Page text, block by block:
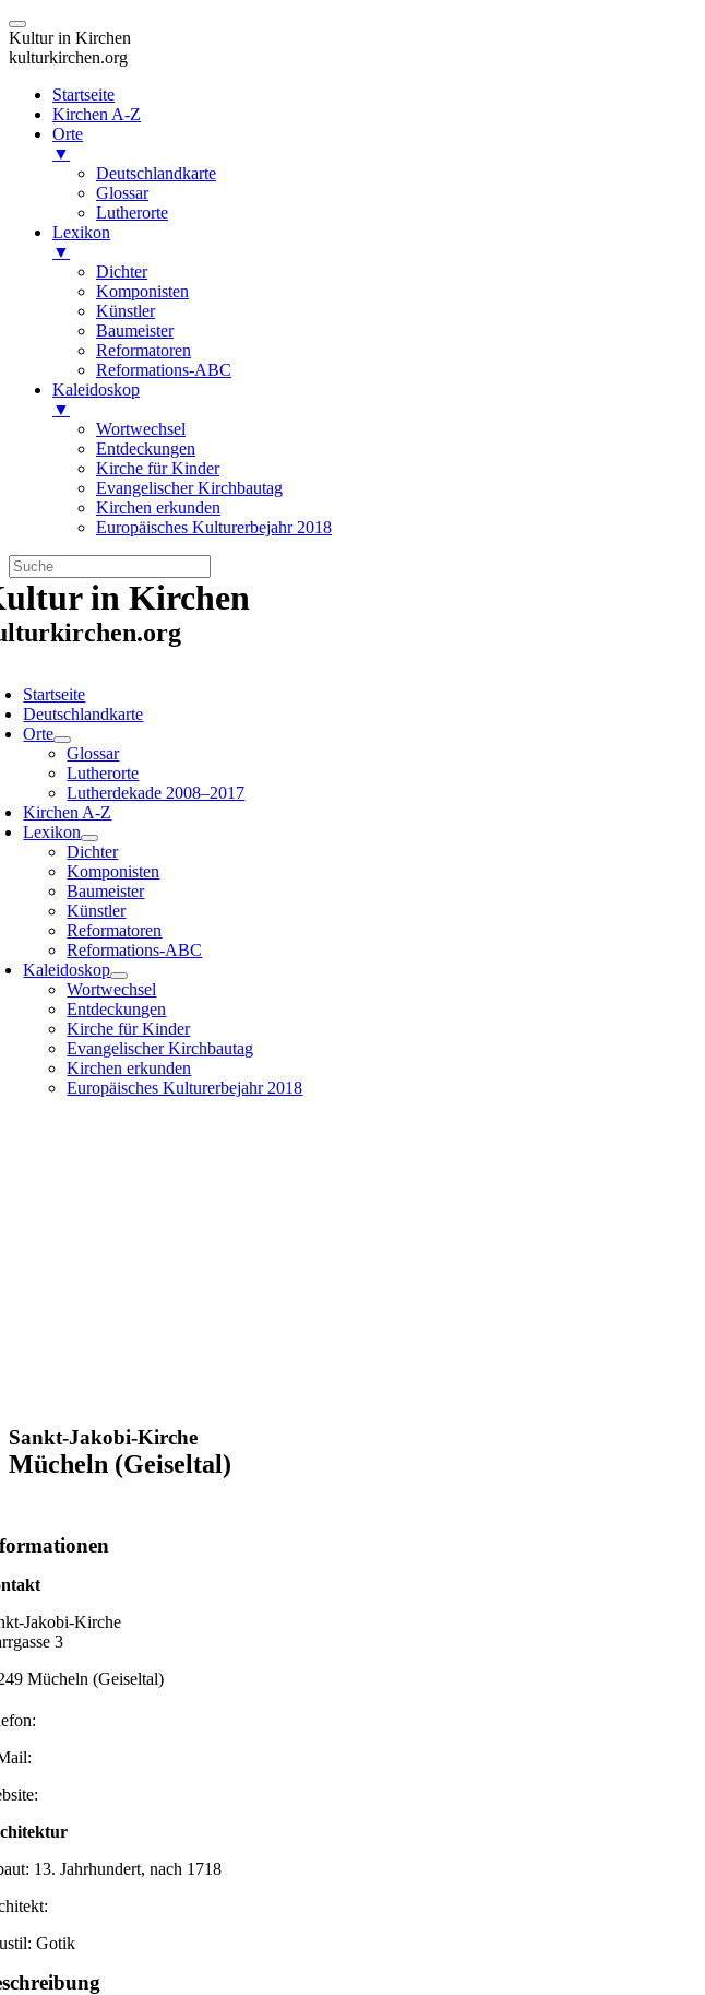
Kultur in Kirchen
kulturkirchen.org
Startseite
Kirchen A-Z
Orte
▼
Deutschlandkarte
Glossar
Lutherorte
Lexikon
▼
Dichter
Komponisten
Künstler
Baumeister
Reformatoren
Reformations-ABC
Kaleidoskop
▼
Wortwechsel
Entdeckungen
Kirche für Kinder
Evangelischer Kirchbautag
Kirchen erkunden
Europäisches Kulturerbejahr 2018
Zum
Inhalt
springen
in Kirchen
Startseite
Deutschlandkarte
Orte
Glossar
Lutherorte
Lutherdekade 2008–2017
Kirchen A-Z
Lexikon
Dichter
Komponisten
Baumeister
Künstler
Reformatoren
Reformations-ABC
Kaleidoskop
Wortwechsel
Entdeckungen
Kirche für Kinder
Evangelischer Kirchbautag
Kirchen erkunden
Europäisches Kulturerbejahr 2018
Sankt-Jakobi-Kirche
Mücheln (Geiseltal)
Jakobi-Kirche
3
Mücheln (Geiseltal)
13. Jahrhundert, nach 1718
Gotik